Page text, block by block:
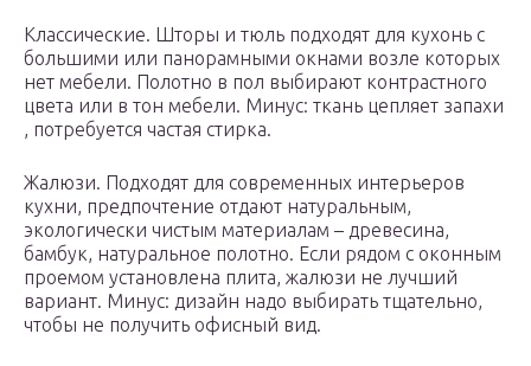
Классические. Шторы и тюль подходят для кухонь с
большими или панорамными окнами возле которых
нет мебели. Полотно в пол выбирают контрастного
цвета или в тон мебели. Минус: ткань цепляет запахи
, потребуется частая стирка.
Жалюзи. Подходят для современных интерьеров
кухни, предпочтение отдают натуральным,
экологически чистым материалам – древесина,
бамбук, натуральное полотно. Если рядом с оконным
проемом установлена плита, жалюзи не лучший
вариант. Минус: дизайн надо выбирать тщательно,
чтобы не получить офисный вид.